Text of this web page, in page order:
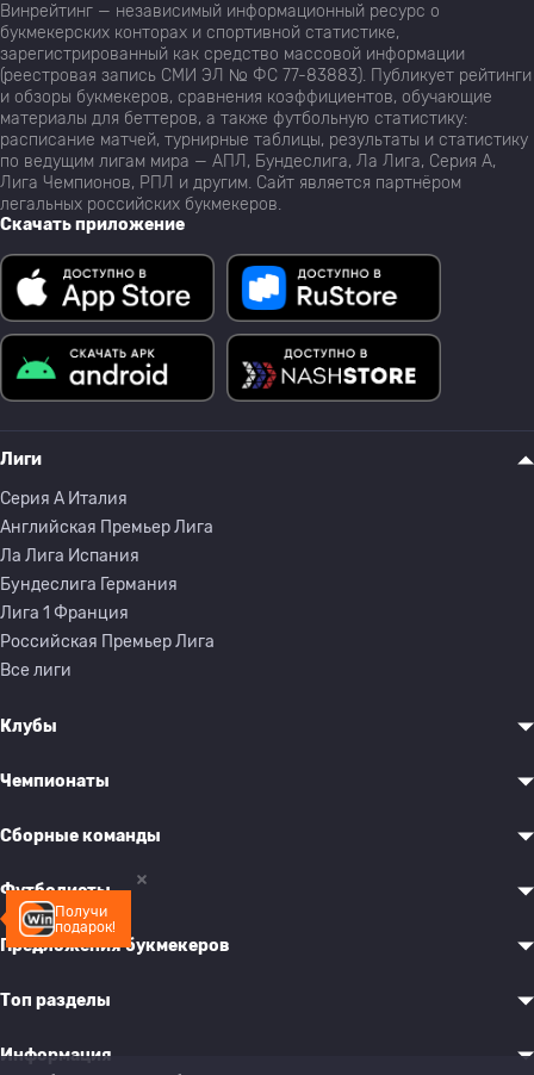
Получи
подарок!
Винрейтинг — независимый информационный ресурс о
букмекерских конторах и спортивной статистике,
зарегистрированный как средство массовой информации
(реестровая запись СМИ ЭЛ № ФС 77-83883). Публикует рейтинги
и обзоры букмекеров, сравнения коэффициентов, обучающие
материалы для беттеров, а также футбольную статистику:
расписание матчей, турнирные таблицы, результаты и статистику
по ведущим лигам мира — АПЛ, Бундеслига, Ла Лига, Серия А,
Лига Чемпионов, РПЛ и другим. Сайт является партнёром
легальных российских букмекеров.
Скачать приложение
Лиги
Серия A Италия
Английская Премьер Лига
Ла Лига Испания
Бундеслига Германия
Лига 1 Франция
Российская Премьер Лига
Все лиги
Клубы
Чемпионаты
Сборные команды
Футболисты
Предложения букмекеров
Топ разделы
Информация